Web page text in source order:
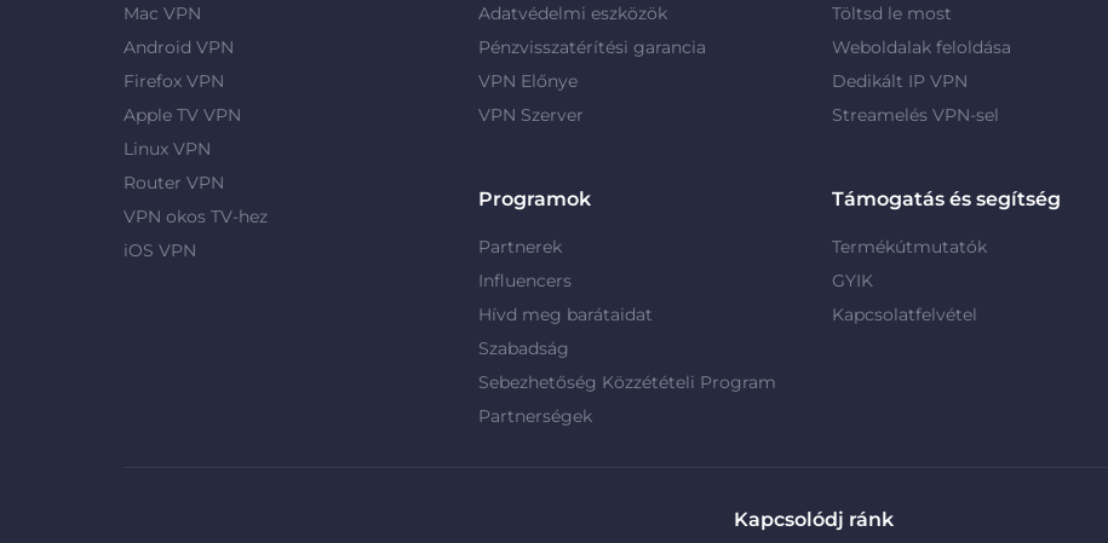
Mac VPN
Android VPN
Firefox VPN
Apple TV VPN
Linux VPN
Router VPN
VPN okos TV-hez
iOS VPN
Adatvédelmi eszközök
Pénzvisszatérítési garancia
VPN Előnye
VPN Szerver
Töltsd le most
Weboldalak feloldása
Dedikált IP VPN
Streamelés VPN-sel
Programok
Partnerek
Influencers
Hívd meg barátaidat
Szabadság
Sebezhetőség Közzétételi Program
Partnerségek
Támogatás és segítség
Termékútmutatók
GYIK
Kapcsolatfelvétel
Kapcsolódj ránk